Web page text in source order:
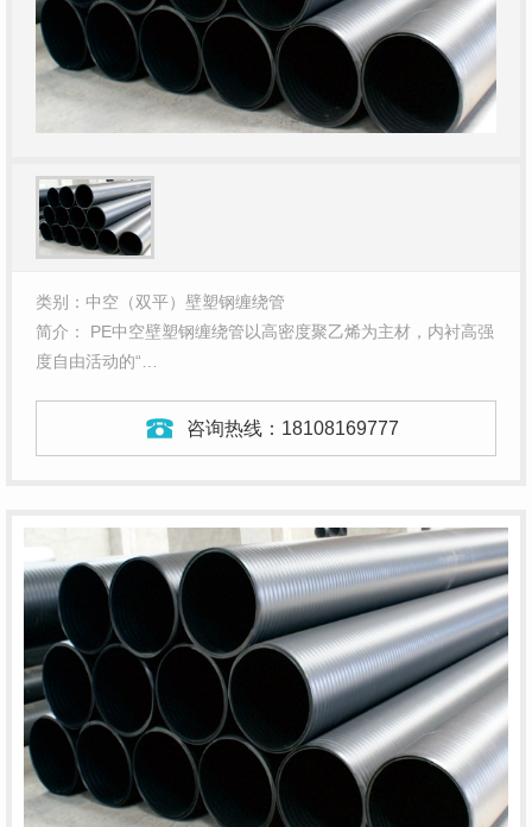
类别：中空（双平）壁塑钢缠绕管
简介： PE中空壁塑钢缠绕管以高密度聚乙烯为主材，内衬高强
度自由活动的“…
咨询热线： 18108169777